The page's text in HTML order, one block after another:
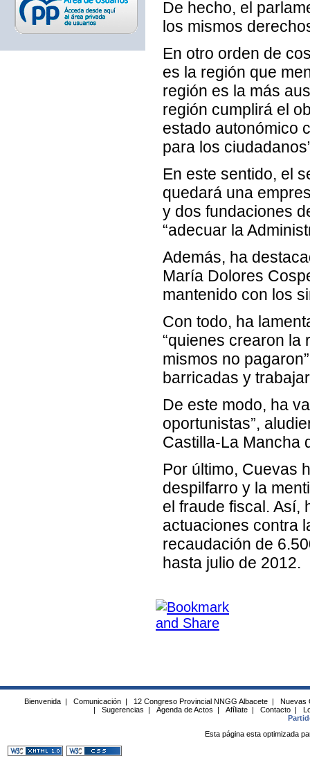
De hecho, el
los mismos
En otro orden de
es la región que
región es la más
región cumplirá el
estado autonómico
para los
En este sentido, el
quedará una
y dos fundaciones
“adecuar la
Además, ha
María Dolores
mantenido con los
Con todo, ha
“quienes crearon la
mismos no
barricadas y
De este modo, ha
oportunistas”,
Castilla-La Mancha
Por último, Cuevas
despilfarro y la
el fraude fiscal. Así,
actuaciones contra
recaudación de
hasta julio de 2012.
Bienvenida | Comunicación | 12 Congreso Provincial NNGG Albacete |
Nuevas
|
Sugerencias | Agenda de Actos | Afíliate | Contacto |
Esta página esta optimizada